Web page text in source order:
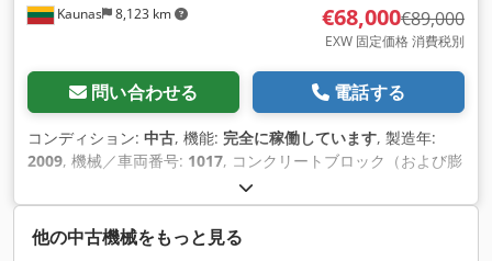
Kaunas 8,123 km €68,000€89,000
EXW 固定価格 消費税別
問い合わせる 電話する
コンディション: 中古, 機能: 完全に稼働しています, 製造年:
2009, 機械／車両番号: 1017, コンクリートブロック（および膨
張粘土）製造用の中古ライン。 このラインは、膨張粘土を使用
したコンクリートブロックを製造するために使用されていた。
Crjdpfsuc Tzvox Ahkjf 2023-08年からは稼働しておらず、保存
されている。 順番にブロックのライン： - 小型サイロ2基（バ
他の中古機械をもっと見る